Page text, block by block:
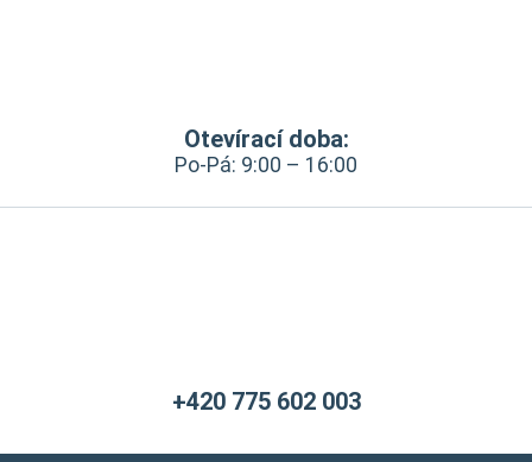
Otevírací doba:
Po-Pá: 9:00 – 16:00
+420 775 602 003